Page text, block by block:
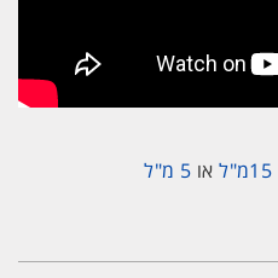
15מ"ל או 5 מ"ל